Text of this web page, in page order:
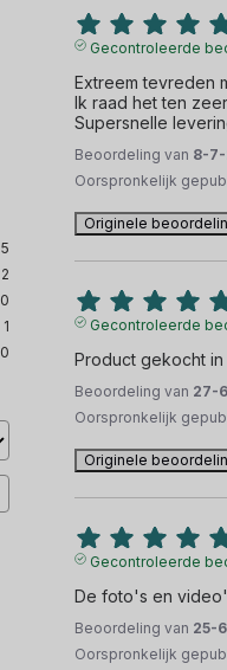
5
2
0
1
0
Gecontroleerde
Extreem tevreden
Ik raad het ten
Supersnelle
Beoordeling van 8-
Oorspronkelijk
Originele
Gecontroleerde
Product gekocht
Beoordeling van 27-
Oorspronkelijk
Originele
Gecontroleerde
De foto's en
Beoordeling van 25-
Oorspronkelijk